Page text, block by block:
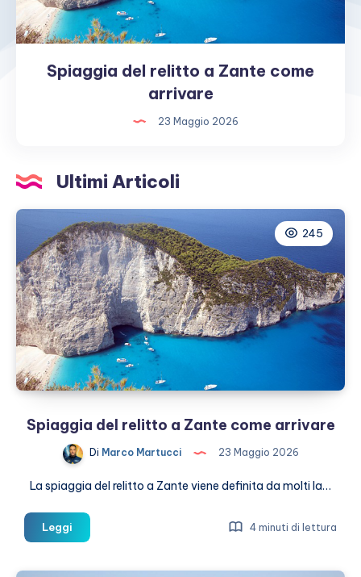
Spiaggia del relitto a Zante come
arrivare
23 Maggio 2026
Spiaggia
arrivareUltimi Articoli
245
Spiaggia del relitto a Zante come arrivare
Di Marco Martucci 23 Maggio 2026
La spiaggia del relitto a Zante viene definita da molti la…
Leggi
del
4 minuti di lettura